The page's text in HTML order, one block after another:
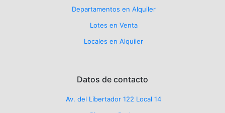
Departamentos en Alquiler
Lotes en Venta
Locales en Alquiler
Datos de contacto
Av. del Libertador 122 Local 14